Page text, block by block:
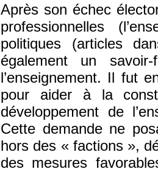
Après son échec
professionnelles
politiques (articles
également un
l’enseignement. Il fut
pour aider à la
développement de
Cette demande ne
hors des « factions »,
des mesures